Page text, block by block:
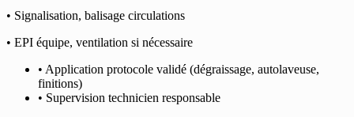
• Signalisation, balisage circulations
• EPI équipe, ventilation si nécessaire
• Application protocole validé (dégraissage, autolaveuse,
finitions)
• Supervision technicien responsable